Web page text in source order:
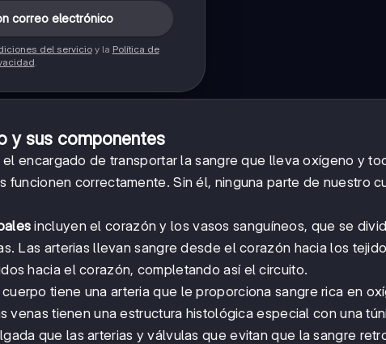
correo electrónico
del servicioy la Política de
y sus componentes
el encargado de transportar la sangre que lleva oxígeno y
funcionen correctamente. Sin él, ninguna parte de nuestro
incluyen el corazón y los vasos sanguíneos, que se
Las arterias llevan sangre desde el corazón hacia los
hacia el corazón, completando así el circuito.
tiene una arteria que le proporciona sangre rica en
venas tienen una estructura histológica especial con una
que las arterias y válvulas que evitan que la sangre